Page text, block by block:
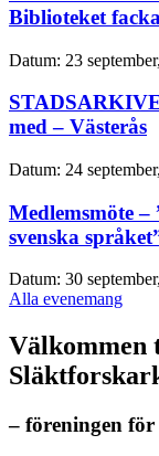
Biblioteket
Datum: 23
med – Västerås
Datum: 24
Medlemsmöte –
svenska
Datum: 30
Alla evenemang
Välkommen
– föreningen